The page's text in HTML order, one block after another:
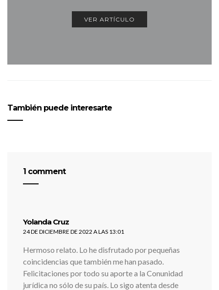
VER ARTÍCULO
También puede interesarte
1 comment
Yolanda Cruz
24 DE DICIEMBRE DE 2022 A LAS 13:01
Hermoso relato. Lo he disfrutado por pequeñas
coincidencias que también me han pasado.
Felicitaciones por todo su aporte a la Conunidad
jurídica no sólo de su país. Lo sigo atenta desde